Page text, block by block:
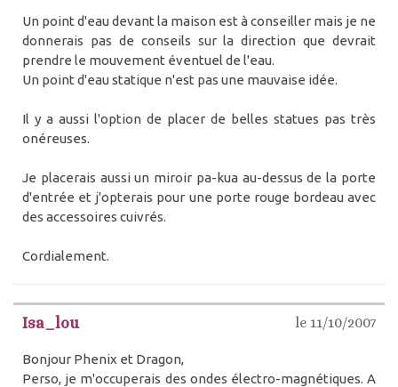
Un point d'eau devant la maison est à conseiller mais je ne
donnerais pas de conseils sur la direction que devrait
prendre le mouvement éventuel de l'eau.
Un point d'eau statique n'est pas une mauvaise idée.
Il y a aussi l'option de placer de belles statues pas très
onéreuses.
Je placerais aussi un miroir pa-kua au-dessus de la porte
d'entrée et j'opterais pour une porte rouge bordeau avec
des accessoires cuivrés.
Cordialement.
Isa_lou le 11/10/2007
Bonjour Phenix et Dragon,
Perso, je m'occuperais des ondes électro-magnétiques. A